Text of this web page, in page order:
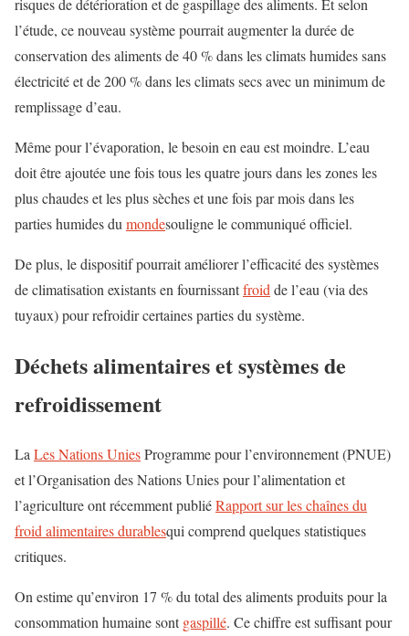
risques de détérioration et de gaspillage des aliments. Et selon
l’étude, ce nouveau système pourrait augmenter la durée de
conservation des aliments de 40 % dans les climats humides sans
électricité et de 200 % dans les climats secs avec un minimum de
remplissage d’eau.
Même pour l’évaporation, le besoin en eau est moindre. L’eau
doit être ajoutée une fois tous les quatre jours dans les zones les
plus chaudes et les plus sèches et une fois par mois dans les
parties humides du mondesouligne le communiqué officiel.
De plus, le dispositif pourrait améliorer l’efficacité des systèmes
de climatisation existants en fournissantfroid de l’eau (via des
tuyaux) pour refroidir certaines parties du système.
Déchets alimentaires et systèmes de
refroidissement
La Les Nations UniesProgramme pour l’environnement (PNUE)
et l’Organisation des Nations Unies pour l’alimentation et
l’agriculture ont récemment publiéRapport sur les chaînes du
froid alimentaires durablesqui comprend quelques statistiques
critiques.
On estime qu’environ 17 % du total des aliments produits pour la
consommation humaine sontgaspillé. Ce chiffre est suffisant pour